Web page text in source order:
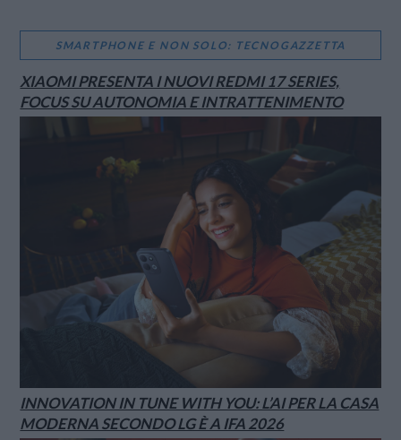
SMARTPHONE E NON SOLO: TECNOGAZZETTA
XIAOMI PRESENTA I NUOVI REDMI 17 SERIES,
FOCUS SU AUTONOMIA E INTRATTENIMENTO
INNOVATION IN TUNE WITH YOU: L’AI PER LA CASA
MODERNA SECONDO LG È A IFA 2026